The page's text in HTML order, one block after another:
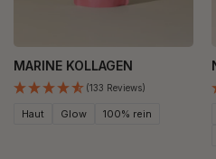
MARINE KOLLAGEN
(133 Reviews)
Haut Glow 100% rein